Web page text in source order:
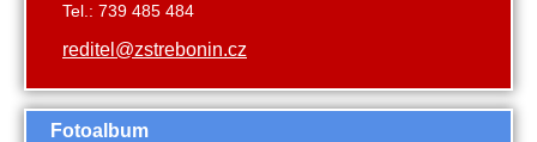
Tel.: 739 485 484
reditel@zstrebonin.cz
Fotoalbum